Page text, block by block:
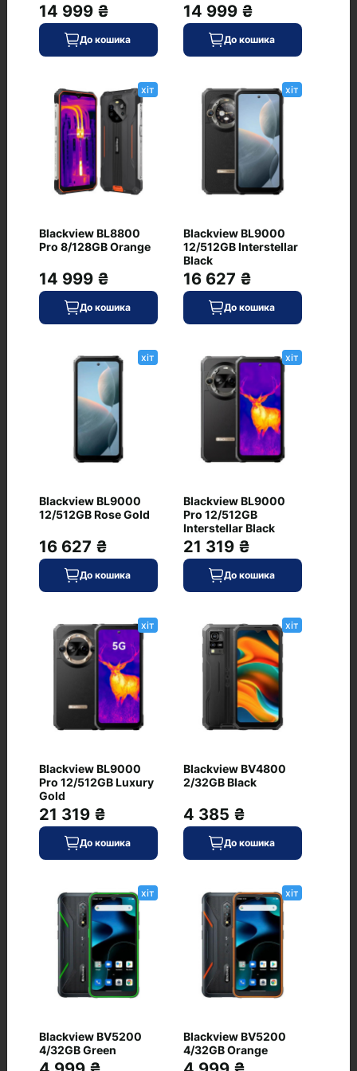
Товщина, мм
Ємність акумулятора, мА·год
3200
Додатково
Стереодинаміки
Технологія виявлення дорожньо-транспортних
аварій Crash Detection, екстрений сигнал SOS через
супутник
+ Додати відгук
Немає відгуків про цей товар, станьте
Питання та відповіді
+ Додати питання
Немає питань про даний товар, станьте
першим і задайте своє питання.
Часті питання про товар Apple iPhone
14 999 ₴
До кошика
14 999 ₴
До кошика
хіт
Blackview BL8800
Pro 8/128GB Orange
14 999 ₴
До кошика
хіт
Blackview BL9000
12/512GB Interstellar
Black
16 627 ₴
До кошика
хіт
Blackview BL9000
12/512GB Rose Gold
16 627 ₴
До кошика
хіт
Blackview BL9000
Pro 12/512GB
Interstellar Black
21 319 ₴
До кошика
хіт
Blackview BL9000
Pro 12/512GB Luxury
Gold
21 319 ₴
До кошика
хіт
Blackview BV4800
2/32GB Black
4 385 ₴
До кошика
хіт
Blackview BV5200
4/32GB Green
хіт
Blackview BV5200
4/32GB Orange